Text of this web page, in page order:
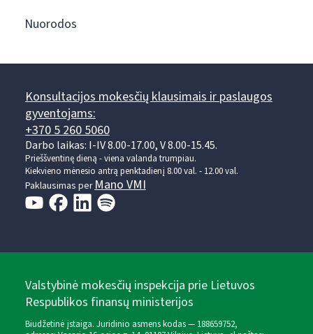
Nuorodos
Konsultacijos mokesčių klausimais ir paslaugos
gyventojams:
+370 5 260 5060
Darbo laikas: I-IV 8.00-17.00, V 8.00-15.45.
Prieššventinę dieną - viena valanda trumpiau.
Kiekvieno mėnesio antrą penktadienį 8.00 val. - 12.00 val.
Paklausimas perMano VMI
Valstybinė mokesčių inspekcija prie Lietuvos
Respublikos finansų ministerijos
Biudžetinė įstaiga. Juridinio asmens kodas — 188659752,